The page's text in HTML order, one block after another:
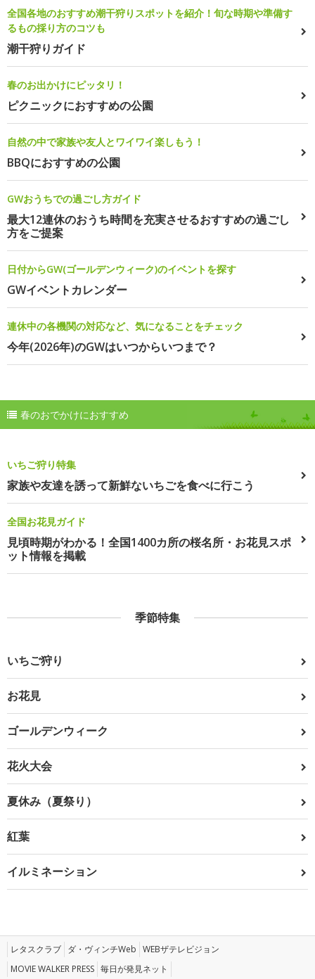
全国各地のおすすめ潮干狩りスポットを紹介！旬な時期や準備す
るもの採り方のコツも
潮干狩りガイド
春のお出かけにピッタリ！
ピクニックにおすすめの公園
自然の中で家族や友人とワイワイ楽しもう！
BBQにおすすめの公園
GWおうちでの過ごし方ガイド
最大12連休のおうち時間を充実させるおすすめの過ごし
方をご提案
日付からGW(ゴールデンウィーク)のイベントを探す
GWイベントカレンダー
連休中の各機関の対応など、気になることをチェック
今年(2026年)のGWはいつからいつまで？
春のおでかけにおすすめ
いちご狩り特集
家族や友達を誘って新鮮ないちごを食べに行こう
全国お花見ガイド
見頃時期がわかる！全国1400カ所の桜名所・お花見スポ
ット情報を掲載
季節特集
いちご狩り
お花見
ゴールデンウィーク
花火大会
夏休み（夏祭り）
紅葉
イルミネーション
レタスクラブ ダ・ヴィンチWeb WEBザテレビジョン
MOVIE WALKER PRESS 毎日が発見ネット